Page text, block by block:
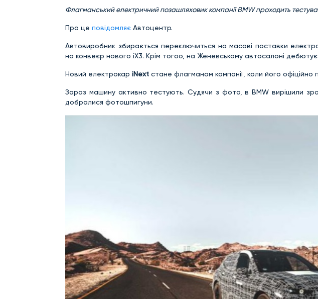
Флагманський електричний позашляховик компанії BMW проходить
Про це повідомляє Автоцентр.
Автовиробник збирається переключиться на масові поставки
на конвеєр нового iX3. Крім тогоо, на Женевському автосалоні
Новий електрокар iNext стане флагманом компанії, коли його офіційно
Зараз машину активно тестують. Судячи з фото, в BMW вирішили
добралися фотошпигуни.